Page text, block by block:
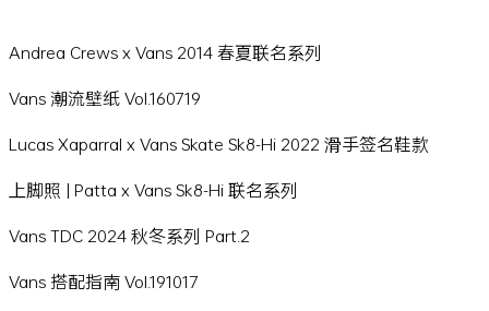
Andrea Crews x Vans 2014 春夏联名系列
Vans 潮流壁纸 Vol.160719
Lucas Xaparral x Vans Skate Sk8-Hi 2022 滑手签名鞋款
上脚照 | Patta x Vans Sk8-Hi 联名系列
Vans TDC 2024 秋冬系列 Part.2
Vans 搭配指南 Vol.191017